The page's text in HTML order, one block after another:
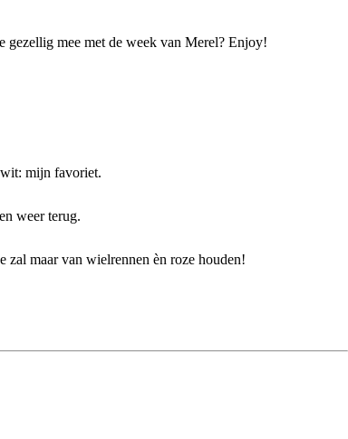
mee met de week van Merel? Enjoy!
mijn favoriet.
weer terug.
zal maar van wielrennen èn roze houden!